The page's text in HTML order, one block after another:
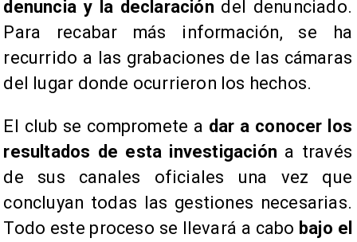
denuncia y la declaración del denunciado.
Para recabar más información, se ha
recurrido a las grabaciones de las cámaras
del lugar donde ocurrieron los hechos.
El club se compromete a dar a conocer los
resultados de esta investigación a través
de sus canales oficiales una vez que
concluyan todas las gestiones necesarias.
Todo este proceso se llevará a cabo bajo el